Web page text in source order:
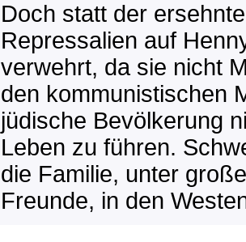
Doch statt der
Repressalien auf
verwehrt, da sie nicht
den kommunistischen
jüdische Bevölkerung
Leben zu führen.
die Familie, unter
Freunde, in den